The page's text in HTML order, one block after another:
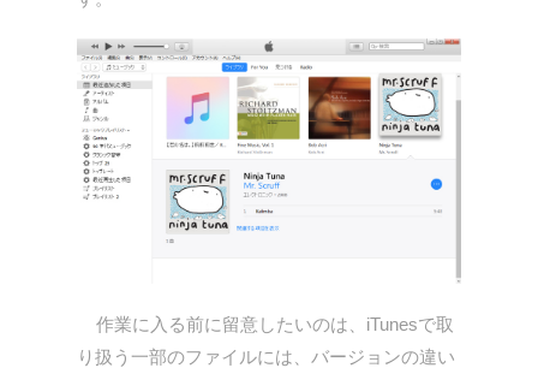
作業に入る前に留意したいのは、iTunesで取
り扱う一部のファイルには、バージョンの違い